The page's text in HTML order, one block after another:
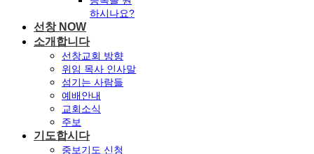
하시나요?
선창 NOW
소개합니다
선창교회 방향
위임 목사 인사말
섬기는 사람들
예배안내
교회소식
주보
기도합시다
중보기도 신청